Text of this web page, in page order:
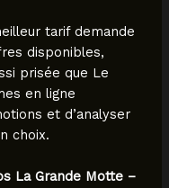
tarif demande
disponibles,
prisée que Le
en ligne
et d’analyser
choix.
La Grande Motte –